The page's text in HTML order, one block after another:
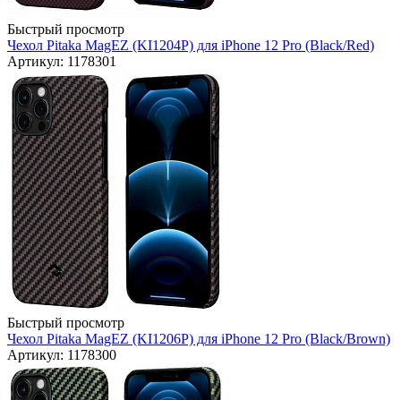
Быстрый просмотр
Чехол Pitaka MagEZ (KI1204P) для iPhone 12 Pro (Black/Red)
Артикул: 1178301
Быстрый просмотр
Чехол Pitaka MagEZ (KI1206P) для iPhone 12 Pro (Black/Brown)
Артикул: 1178300